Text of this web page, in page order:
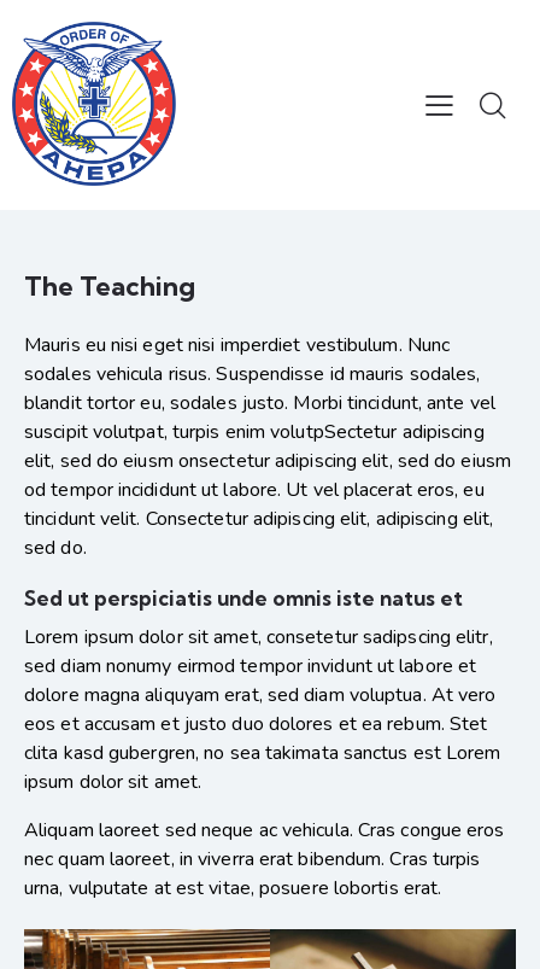
The Teaching
Mauris eu nisi eget nisi imperdiet vestibulum. Nunc
sodales vehicula risus. Suspendisse id mauris sodales,
blandit tortor eu, sodales justo. Morbi tincidunt, ante vel
suscipit volutpat, turpis enim volutpSectetur adipiscing
elit, sed do eiusm onsectetur adipiscing elit, sed do eiusm
od tempor incididunt ut labore. Ut vel placerat eros, eu
tincidunt velit. Consectetur adipiscing elit, adipiscing elit,
sed do.
Sed ut perspiciatis unde omnis iste natus et
Lorem ipsum dolor sit amet, consetetur sadipscing elitr,
sed diam nonumy eirmod tempor invidunt ut labore et
dolore magna aliquyam erat, sed diam voluptua. At vero
eos et accusam et justo duo dolores et ea rebum. Stet
clita kasd gubergren, no sea takimata sanctus est Lorem
ipsum dolor sit amet.
Aliquam laoreet sed neque ac vehicula. Cras congue eros
nec quam laoreet, in viverra erat bibendum. Cras turpis
urna, vulputate at est vitae, posuere lobortis erat.